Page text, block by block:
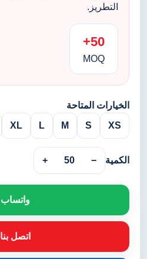
التطريز.
50+
MOQ
الخيارات المتاحة
XS
S
M
L
XL
الكمية −
50
+
واتساب
اتصل بنا